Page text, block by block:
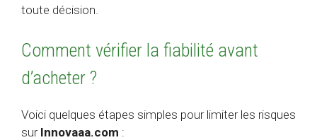
toute décision.
Comment vérifier la fiabilité avant
d’acheter ?
Voici quelques étapes simples pour limiter les risques
sur Innovaaa.com :